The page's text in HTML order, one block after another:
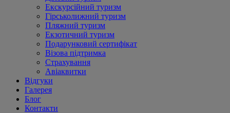
Екскурсійний туризм
Гірськолижний туризм
Пляжний туризм
Екзотичний туризм
Подарунковий сертифікат
Візова підтримка
Страхування
Авіаквитки
Відгуки
Галерея
Блог
Контакти